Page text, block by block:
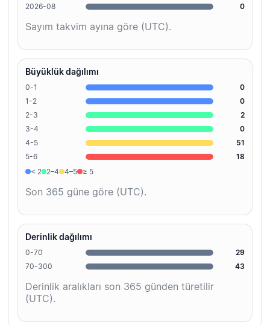
2026-08
0
Sayım takvim ayına göre (UTC).
Büyüklük dağılımı
0-1
0
1-2
0
2-3
2
3-4
0
4-5
51
5-6
18
< 2
2–4 4–5 ≥ 5
Son 365 güne göre (UTC).
Derinlik dağılımı
0-70
29
70-300
43
Derinlik aralıkları son 365 günden türetilir
(UTC).